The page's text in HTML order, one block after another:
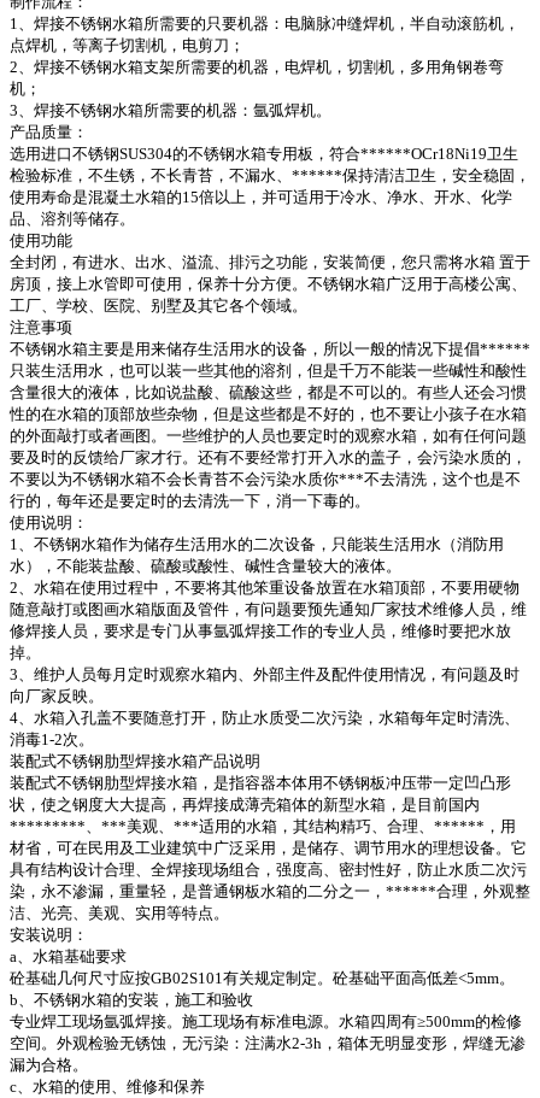
1、焊接不锈钢水箱所需要的只要机器：电脑脉冲缝焊机，半自动滚筋机，
点焊机，等离子切割机，电剪刀；
2、焊接不锈钢水箱支架所需要的机器，电焊机，切割机，多用角钢卷弯
机；
3、焊接不锈钢水箱所需要的机器：氩弧焊机。
产品质量：
选用进口不锈钢SUS304的不锈钢水箱专用板，符合******OCr18Ni19卫生
检验标准，不生锈，不长青苔，不漏水、******保持清洁卫生，安全稳固，
使用寿命是混凝土水箱的15倍以上，并可适用于冷水、净水、开水、化学
品、溶剂等储存。
使用功能
全封闭，有进水、出水、溢流、排污之功能，安装简便，您只需将水箱 置于
房顶，接上水管即可使用，保养十分方便。不锈钢水箱广泛用于高楼公寓、
工厂、学校、医院、别墅及其它各个领域。
注意事项
不锈钢水箱主要是用来储存生活用水的设备，所以一般的情况下提倡******
只装生活用水，也可以装一些其他的溶剂，但是千万不能装一些碱性和酸性
含量很大的液体，比如说盐酸、硫酸这些，都是不可以的。有些人还会习惯
性的在水箱的顶部放些杂物，但是这些都是不好的，也不要让小孩子在水箱
的外面敲打或者画图。一些维护的人员也要定时的观察水箱，如有任何问题
要及时的反馈给厂家才行。还有不要经常打开入水的盖子，会污染水质的，
不要以为不锈钢水箱不会长青苔不会污染水质你***不去清洗，这个也是不
行的，每年还是要定时的去清洗一下，消一下毒的。
使用说明：
1、不锈钢水箱作为储存生活用水的二次设备，只能装生活用水（消防用
水），不能装盐酸、硫酸或酸性、碱性含量较大的液体。
2、水箱在使用过程中，不要将其他笨重设备放置在水箱顶部，不要用硬物
随意敲打或图画水箱版面及管件，有问题要预先通知厂家技术维修人员，维
修焊接人员，要求是专门从事氩弧焊接工作的专业人员，维修时要把水放
掉。
3、维护人员每月定时观察水箱内、外部主件及配件使用情况，有问题及时
向厂家反映。
4、水箱入孔盖不要随意打开，防止水质受二次污染，水箱每年定时清洗、
消毒1-2次。
装配式不锈钢肋型焊接水箱产品说明
装配式不锈钢肋型焊接水箱，是指容器本体用不锈钢板冲压带一定凹凸形
状，使之钢度大大提高，再焊接成薄壳箱体的新型水箱，是目前国内
*********、***美观、***适用的水箱，其结构精巧、合理、******，用
材省，可在民用及工业建筑中广泛采用，是储存、调节用水的理想设备。它
具有结构设计合理、全焊接现场组合，强度高、密封性好，防止水质二次污
染，永不渗漏，重量轻，是普通钢板水箱的二分之一，******合理，外观整
洁、光亮、美观、实用等特点。
安装说明：
a、水箱基础要求
砼基础几何尺寸应按GB02S101有关规定制定。砼基础平面高低差<5mm。
b、不锈钢水箱的安装，施工和验收
专业焊工现场氩弧焊接。施工现场有标准电源。水箱四周有≥500mm的检修
空间。外观检验无锈蚀，无污染：注满水2-3h，箱体无明显变形，焊缝无渗
漏为合格。
c、水箱的使用、维修和保养